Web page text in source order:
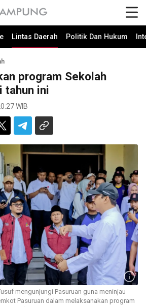
Lintas Daerah Politik Dan Hukum
program Sekolah
tahun ini
WIB
mengunjungi Pasuruan guna meninjau
Pasuruan dalam melaksanakan program